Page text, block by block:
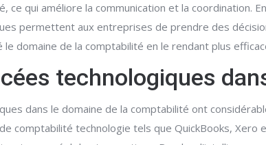
ce qui améliore la communication et la
permettent aux entreprises de prendre des
domaine de la comptabilité en le rendant plus
technologiques
dans le domaine de la comptabilité ont
comptabilité technologie tels que QuickBooks,